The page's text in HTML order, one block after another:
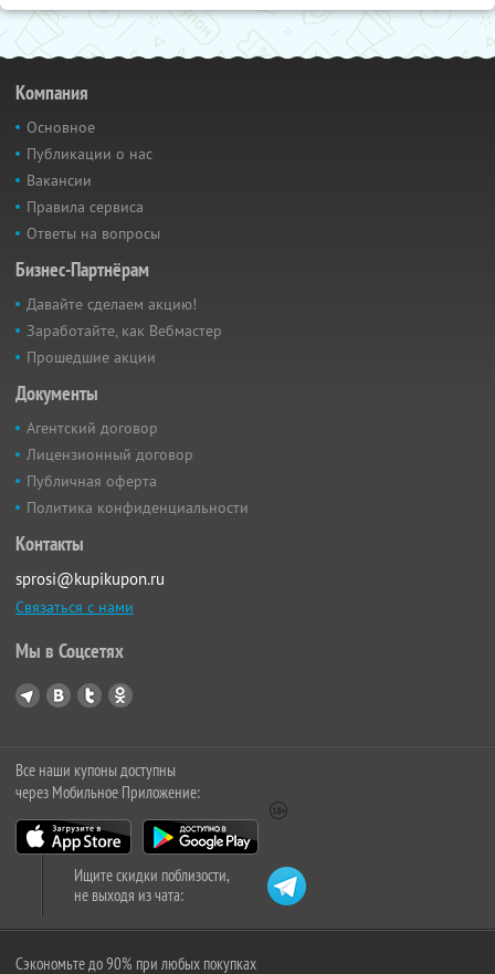
Компания
Основное
Публикации о нас
Вакансии
Правила сервиса
Ответы на вопросы
Бизнес-Партнёрам
Давайте сделаем акцию!
Заработайте, как Вебмастер
Прошедшие акции
Документы
Агентский договор
Лицензионный договор
Публичная оферта
Политика конфиденциальности
Контакты
sprosi@kupikupon.ru
Связаться с нами
Мы в Соцсетях
Все наши купоны доступны
через Мобильное Приложение:
Ищите скидки поблизости,
не выходя из чата:
Сэкономьте до 90% при любых покупках